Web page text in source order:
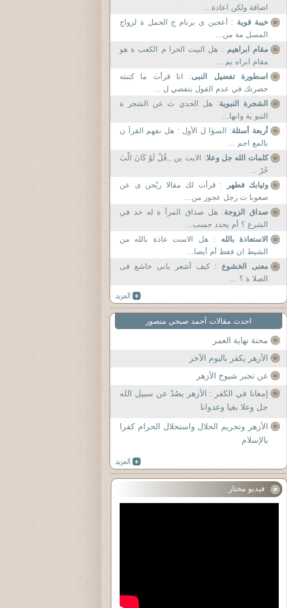
اضافة ولكن اعادة...
خيبة قوية : أعجبن ى برنام ج الحمل ة لزواج
المسل مة من...
مقام ابراهيم : هل البيت الحرا م الكعب ة هو
مقام ابراه يم ...
اسطورة تفضيل النبى: انا قرأت ما كتبته
حضرتك في عدم القول بتفضي ل ...
الشجرة النبوية: هل الحدي ث عن الشجر ة
النبو ية وانها...
أربعة أسئلة: السؤا ل الأول : هل نفهم القرآ ن
بالمع اجم ...
كلمات الله جل وعلا: الايت ين ,,قُلْ لَوْ كَانَ الْبَ
حْرُ ...
وثيابك فطهر : قرأت لك مقالا ريّحن ى عن
صعوبا ت رجل عجوز من...
صداق الزوجة: هل صداق المرأ ة له حد في
الشرع ؟ أم يحدد حسب...
الاستعاذة بالله : هل الاست عاذة بالله من
الشيط ان فقط أم أيضا...
معنى الخشوع : كيف أشعر بانى خاشع فى
الصلا ة ؟ ...
احدث مقالات آحمد صبحي منصور
محنة نهاية العمر
الأزهر يكفر باليوم الآخر
عن تجبر شيوخ الأزهر
إمعانا في الكفر : الأزهر يصُدّ عن سبيل الله
جل وعلا بغيا وعدوانا
الأزهر وتحريم الحلال واستحلال الحرام كفرا
بالإسلام
فيديو مختار